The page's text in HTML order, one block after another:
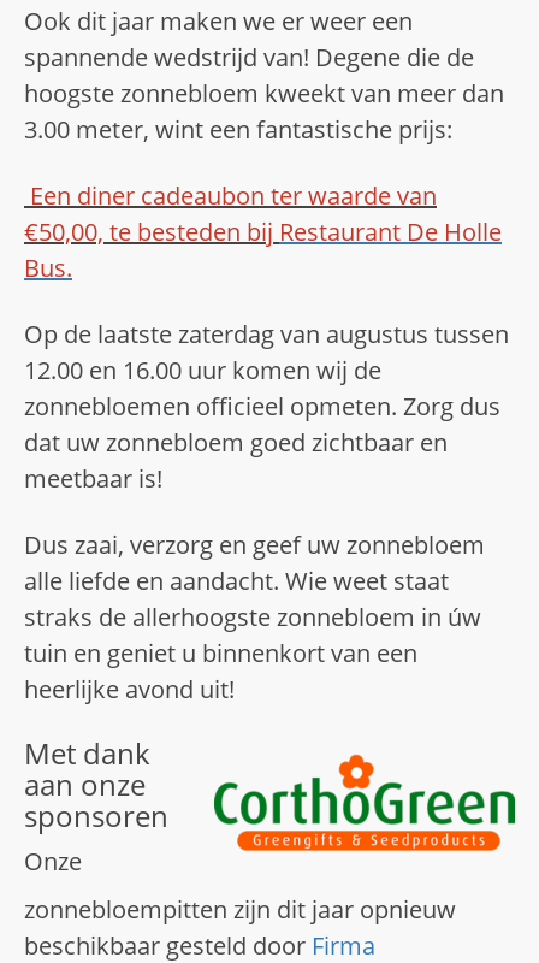
Ook dit jaar maken we er weer een
spannende wedstrijd van! Degene die de
hoogste zonnebloem kweekt van meer dan
3.00 meter, wint een fantastische prijs:
Een diner cadeaubon ter waarde van
€50,00, te besteden bij Restaurant De Holle
Bus.
Op de laatste zaterdag van augustus tussen
12.00 en 16.00 uur komen wij de
zonnebloemen officieel opmeten. Zorg dus
dat uw zonnebloem goed zichtbaar en
meetbaar is!
Dus zaai, verzorg en geef uw zonnebloem
alle liefde en aandacht. Wie weet staat
straks de allerhoogste zonnebloem in úw
tuin en geniet u binnenkort van een
heerlijke avond uit!
Met dank
aan onze
sponsoren
Onze
zonnebloempitten zijn dit jaar opnieuw
beschikbaar gesteld door Firma